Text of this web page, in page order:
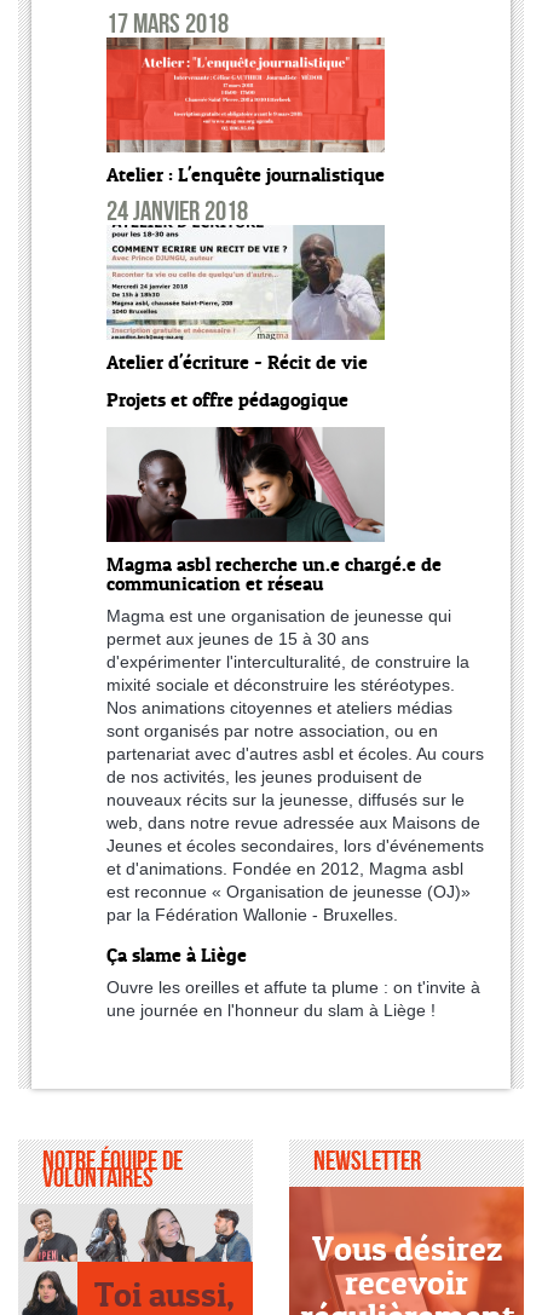
17 mars 2018
Atelier : L'enquête journalistique
24 janvier 2018
Atelier d'écriture - Récit de vie
Projets et offre pédagogique
Magma asbl recherche un.e chargé.e de
communication et réseau
Magma est une organisation de jeunesse qui
permet aux jeunes de 15 à 30 ans
d'expérimenter l'interculturalité, de construire la
mixité sociale et déconstruire les stéréotypes.
Nos animations citoyennes et ateliers médias
sont organisés par notre association, ou en
partenariat avec d'autres asbl et écoles. Au cours
de nos activités, les jeunes produisent de
nouveaux récits sur la jeunesse, diffusés sur le
web, dans notre revue adressée aux Maisons de
Jeunes et écoles secondaires, lors d'événements
et d'animations. Fondée en 2012, Magma asbl
est reconnue « Organisation de jeunesse (OJ)»
par la Fédération Wallonie - Bruxelles.
Ça slame à Liège
Ouvre les oreilles et affute ta plume : on t'invite à
une journée en l'honneur du slam à Liège !
Notre équipe de
volontaires
Toi aussi,
Newsletter
Vous désirez
recevoir